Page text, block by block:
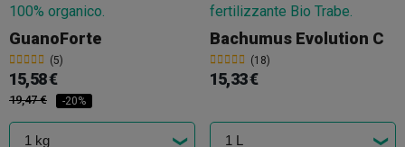
GuanoForte
(5)
15,58 €
19,47 € -20%
Bachumus Evolution C
(18)
15,33 €